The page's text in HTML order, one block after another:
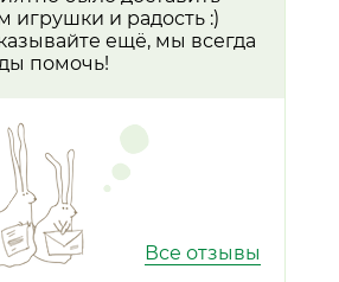
игрушки и радость :)
ещё, мы всегда
помочь!
Все отзывы